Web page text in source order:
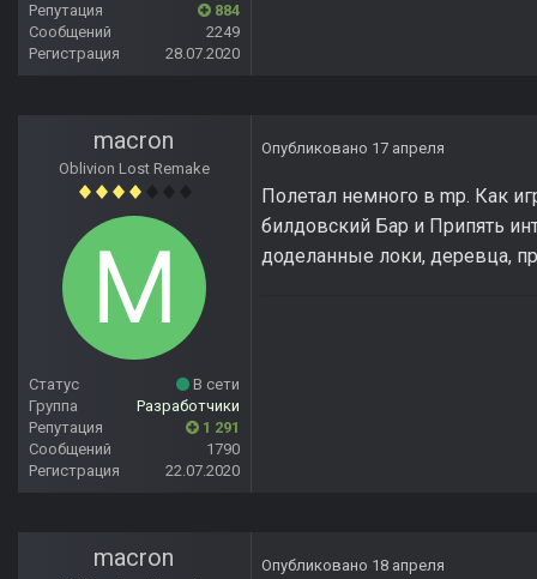
Репутация
884
Сообщений
2249
Регистрация
28.07.2020
macron
Oblivion Lost Remake
Статус
В сети
Группа
Разработчики
Репутация
1 291
Сообщений
1790
Регистрация
22.07.2020
Опубликовано 17 апреля
Полетал немного в mp. Как
билдовский Бар и Припять
доделанные локи, деревца,
macron Опубликовано 18 апреля